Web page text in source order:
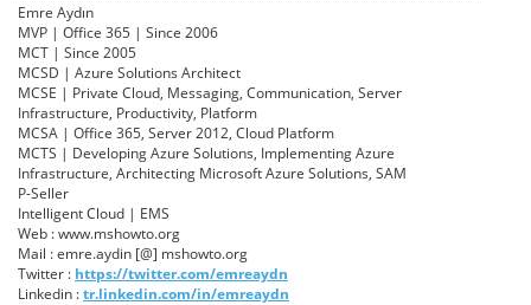
Emre Aydın
MVP | Office 365 | Since 2006
MCT | Since 2005
MCSD | Azure Solutions Architect
MCSE | Private Cloud, Messaging, Communication, Server
Infrastructure, Productivity, Platform
MCSA | Office 365, Server 2012, Cloud Platform
MCTS | Developing Azure Solutions, Implementing Azure
Infrastructure, Architecting Microsoft Azure Solutions, SAM
P-Seller
Intelligent Cloud | EMS
Web : www.mshowto.org
Mail : emre.aydin [@] mshowto.org
Twitter : https://twitter.com/emreaydn
Linkedin :tr.linkedin.com/in/emreaydn